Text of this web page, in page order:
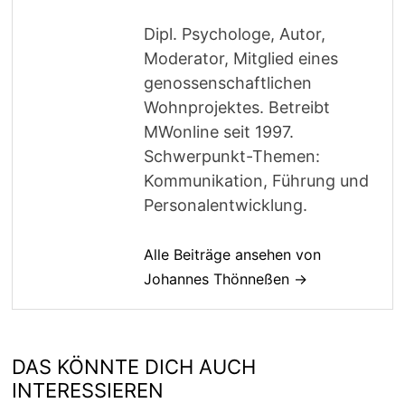
Dipl. Psychologe, Autor,
Moderator, Mitglied eines
genossenschaftlichen
Wohnprojektes. Betreibt
MWonline seit 1997.
Schwerpunkt-Themen:
Kommunikation, Führung und
Personalentwicklung.
Alle Beiträge ansehen von
Johannes Thönneßen →
DAS KÖNNTE DICH AUCH
INTERESSIEREN